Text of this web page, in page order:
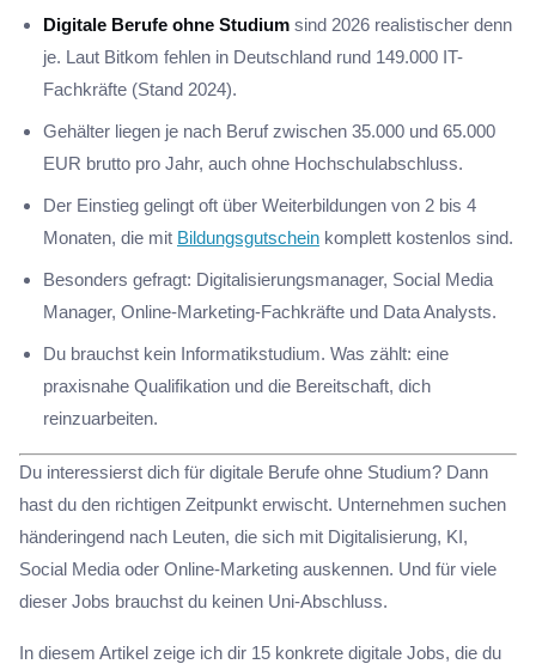
Digitale Berufe ohne Studium sind 2026 realistischer denn
je. Laut Bitkom fehlen in Deutschland rund 149.000 IT-
Fachkräfte (Stand 2024).
Gehälter liegen je nach Beruf zwischen 35.000 und 65.000
EUR brutto pro Jahr, auch ohne Hochschulabschluss.
Der Einstieg gelingt oft über Weiterbildungen von 2 bis 4
Monaten, die mit Bildungsgutschein komplett kostenlos sind.
Besonders gefragt: Digitalisierungsmanager, Social Media
Manager, Online-Marketing-Fachkräfte und Data Analysts.
Du brauchst kein Informatikstudium. Was zählt: eine
praxisnahe Qualifikation und die Bereitschaft, dich
reinzuarbeiten.
Du interessierst dich für digitale Berufe ohne Studium? Dann
hast du den richtigen Zeitpunkt erwischt. Unternehmen suchen
händeringend nach Leuten, die sich mit Digitalisierung, KI,
Social Media oder Online-Marketing auskennen. Und für viele
dieser Jobs brauchst du keinen Uni-Abschluss.
In diesem Artikel zeige ich dir 15 konkrete digitale Jobs, die du